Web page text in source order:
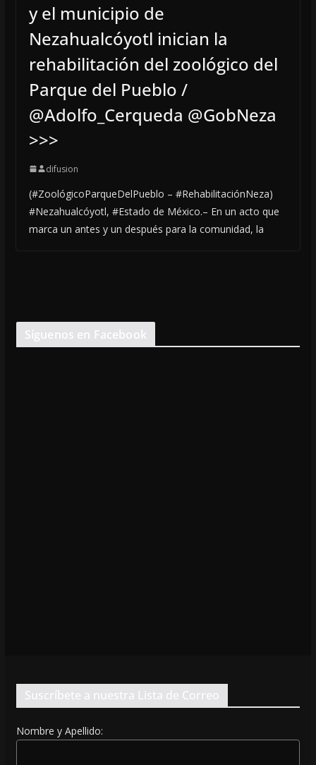
y el municipio de
Nezahualcóyotl inician la
rehabilitación del zoológico del
Parque del Pueblo /
@Adolfo_Cerqueda @GobNeza
>>>
difusion
(#ZoológicoParqueDelPueblo – #RehabilitaciónNeza)
#Nezahualcóyotl, #Estado de México.– En un acto que
marca un antes y un después para la comunidad, la
Síguenos en Facebook
Suscríbete a nuestra Lista de Correo
Nombre y Apellido: